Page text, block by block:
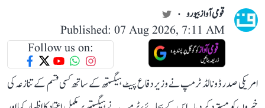
قومی آواز بیورو
Published: 07 Aug 2026, 7:11 AM
Follow us on:
امریکی صدر ڈونالڈ ٹرمپ نے وزیر دفاع پیٹ ہیگستھ کے ساتھ کسی قسم کے تنازعہ کی